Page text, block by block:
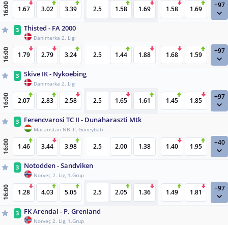
16:00 1.67 3.02 3.39 2.5 1.58 1.69 1.58 1.69 +97
3 Thisted - FA 2000
Danimarka 2. Ligi
16:00 1.79 2.79 3.24 2.5 1.44 1.88 1.68 1.59 +97
3 Skive IK - Nykoebing
Danimarka 2. Ligi
16:00 2.07 2.83 2.58 2.5 1.65 1.61 1.45 1.85 +97
3 Ferencvarosi TC II - Dunaharaszti Mtk
Macaristan NB III, Güneybatı
16:00 1.46 3.44 3.98 2.5 2.00 1.38 1.40 1.95 +40
3 Notodden - Sandviken
Norveç 2. Lig, 1.Grup
16:00 1.28 4.03 5.05 2.5 2.05 1.36 1.49 1.81 +97
3 FK Arendal - P. Grenland
Norveç 2. Lig, 1.Grup